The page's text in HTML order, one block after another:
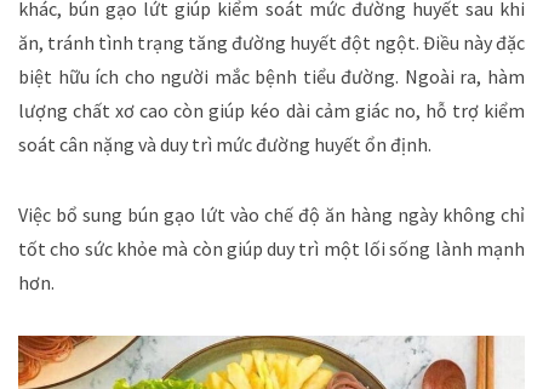
khác, bún gạo lứt giúp kiểm soát mức đường huyết sau khi
ăn, tránh tình trạng tăng đường huyết đột ngột. Điều này đặc
biệt hữu ích cho người mắc bệnh tiểu đường. Ngoài ra, hàm
lượng chất xơ cao còn giúp kéo dài cảm giác no, hỗ trợ kiểm
soát cân nặng và duy trì mức đường huyết ổn định.
Việc bổ sung bún gạo lứt vào chế độ ăn hàng ngày không chỉ
tốt cho sức khỏe mà còn giúp duy trì một lối sống lành mạnh
hơn.